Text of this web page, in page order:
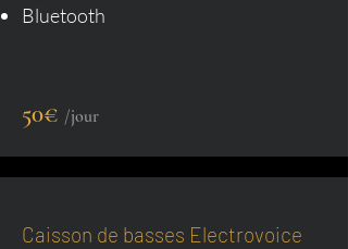
Bluetooth
50€ /jour
Caisson de basses Electrovoice